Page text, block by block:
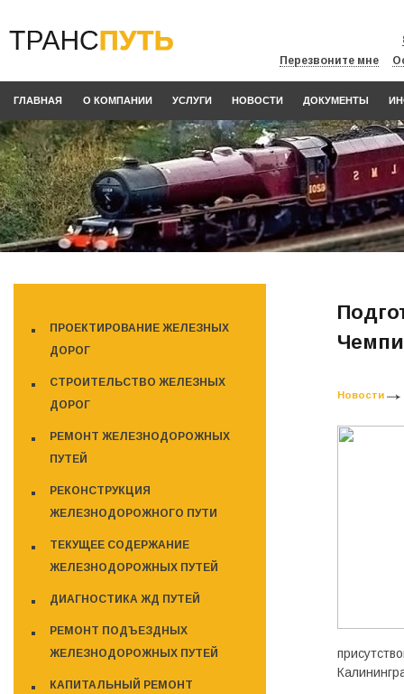
Перезвоните мне
ГЛАВНАЯ О КОМПАНИИ УСЛУГИ НОВОСТИ ДОКУМЕНТЫ
ПРОЕКТИРОВАНИЕ ЖЕЛЕЗНЫХ
ДОРОГ
СТРОИТЕЛЬСТВО ЖЕЛЕЗНЫХ
ДОРОГ
РЕМОНТ ЖЕЛЕЗНОДОРОЖНЫХ
ПУТЕЙ
РЕКОНСТРУКЦИЯ
ЖЕЛЕЗНОДОРОЖНОГО ПУТИ
ТЕКУЩЕЕ СОДЕРЖАНИЕ
ЖЕЛЕЗНОДОРОЖНЫХ ПУТЕЙ
ДИАГНОСТИКА ЖД ПУТЕЙ
РЕМОНТ ПОДЪЕЗДНЫХ
ЖЕЛЕЗНОДОРОЖНЫХ ПУТЕЙ
КАПИТАЛЬНЫЙ РЕМОНТ
Новости